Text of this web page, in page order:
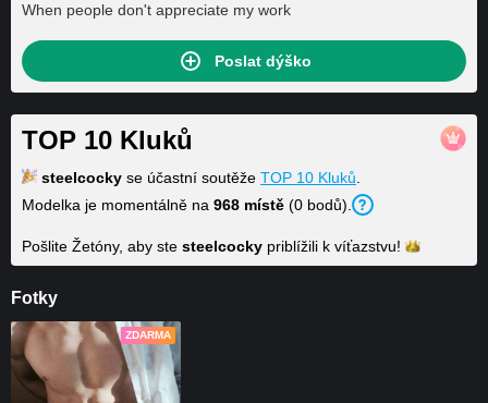
When people don't appreciate my work
Poslat dýško
TOP 10 Kluků
steelcocky se účastní soutěže TOP 10 Kluků
Modelka je momentálně na 968 místě (0 bodů).
Pošlite Žetóny, aby ste steelcocky priblížili k víťazstvu!
Fotky
ZDARMA